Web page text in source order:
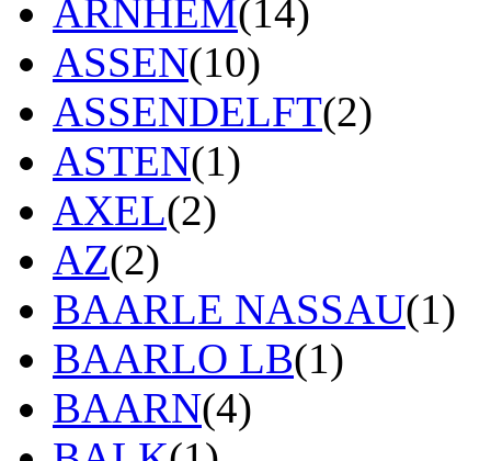
ARNHEM(14)
ASSEN(10)
ASSENDELFT(2)
ASTEN(1)
AXEL(2)
AZ(2)
BAARLE NASSAU(1)
BAARLO LB(1)
BAARN(4)